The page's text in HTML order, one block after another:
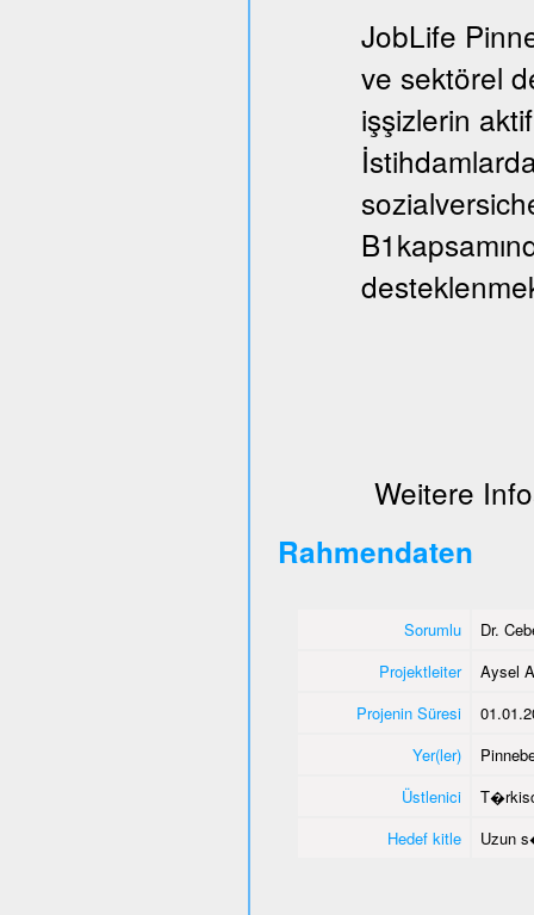
JobLife
ve sektörel
işşizlerin
Weitere
Rahmendaten
Sorumlu
Dr.
Projektleiter
Aysel
Projenin Süresi
Yer(ler)
Üstlenici
Hedef kitle
Uzun